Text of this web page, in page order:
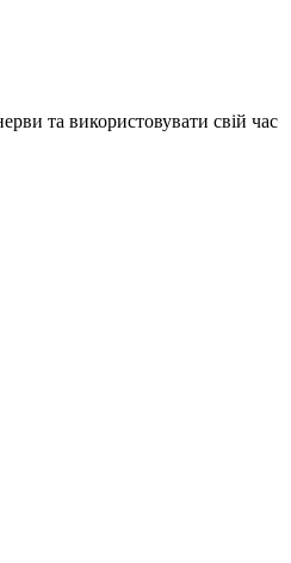
та використовувати свій час